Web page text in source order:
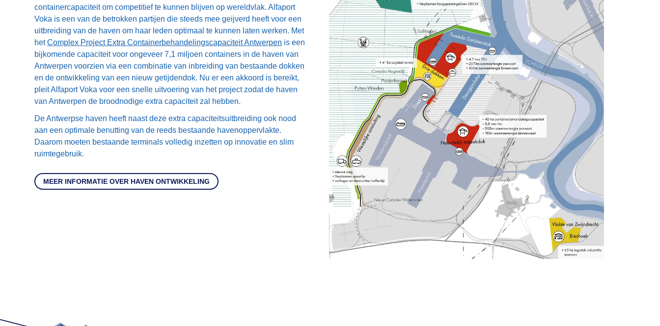
containercapaciteit om competitief te kunnen blijven op wereldvlak. Alfaport
Voka is een van de betrokken partijen die steeds mee geijverd heeft voor een
uitbreiding van de haven om haar leden optimaal te kunnen laten werken. Met
hetComplex Project Extra Containerbehandelingscapaciteit Antwerpen is een
bijkomende capaciteit voor ongeveer 7,1 miljoen containers in de haven van
Antwerpen voorzien via een combinatie van inbreiding van bestaande dokken
en de ontwikkeling van een nieuw getijdendok. Nu er een akkoord is bereikt,
pleit Alfaport Voka voor een snelle uitvoering van het project zodat de haven
van Antwerpen de broodnodige extra capaciteit zal hebben.
De Antwerpse haven heeft naast deze extra capaciteitsuitbreiding ook nood
aan een optimale benutting van de reeds bestaande havenoppervlakte.
Daarom moeten bestaande terminals volledig inzetten op innovatie en slim
ruimtegebruik.
MEER INFORMATIE OVER HAVEN ONTWIKKELING